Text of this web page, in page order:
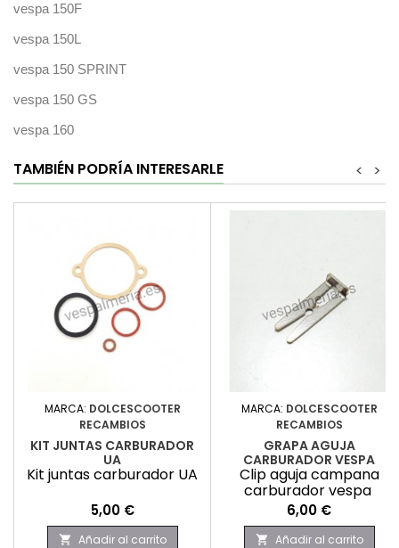
vespa 150F
vespa 150L
vespa 150 SPRINT
vespa 150 GS
vespa 160
TAMBIÉN PODRÍA INTERESARLE >
<
MARCA: DOLCESCOOTER
RECAMBIOS
KIT JUNTAS CARBURADOR
UA
Kit juntas carburador UA
Precio
5,00 €
 Añadir al carrito
MARCA: DOLCESCOOTER
RECAMBIOS
GRAPA AGUJA
CARBURADOR VESPA
Clip aguja campana
carburador vespa
Precio
6,00 €
 Añadir al carrito